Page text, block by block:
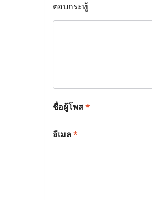
ตอบกระทู้
ชื่อผู้โพส*
อีเมล*